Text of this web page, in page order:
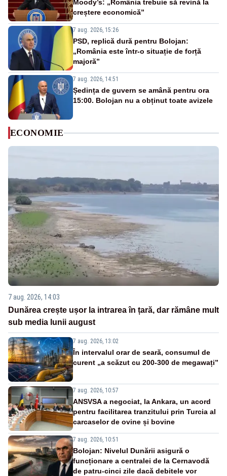
Moody’s: „România trebuie să revină la
creștere economică”
7 aug. 2026, 15:26
PSD, replică dură pentru Bolojan:
„România este într-o situație de forță
majoră”
7 aug. 2026, 14:51
Ședința de guvern se amână pentru ora
15:00. Bolojan nu a obținut toate avizele
ECONOMIE
7 aug. 2026, 14:03
Dunărea crește ușor la intrarea în țară, dar rămâne mult
sub media lunii august
7 aug. 2026, 13:02
În intervalul orar de seară, consumul de
curent „a scăzut cu 200-300 de megawați”
7 aug. 2026, 10:57
ANSVSA a negociat, la Ankara, un acord
pentru facilitarea tranzitului prin Turcia al
carcaselor de ovine și bovine
7 aug. 2026, 10:51
Bolojan: Nivelul Dunării asigură o
funcționare a centralei de la Cernavodă
de patru-cinci zile dacă debitele vor